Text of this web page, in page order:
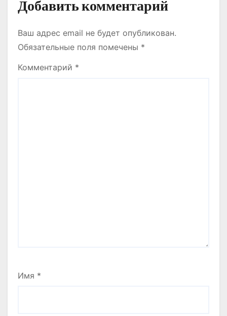
Добавить комментарий
Ваш адрес email не будет опубликован.
Обязательные поля помечены *
Комментарий *
Имя *